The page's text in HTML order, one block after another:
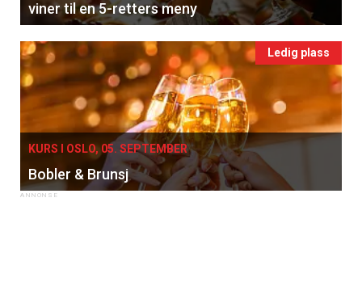
viner til en 5-retters meny
Ledig plass
KURS I OSLO, 05. SEPTEMBER
Bobler & Brunsj